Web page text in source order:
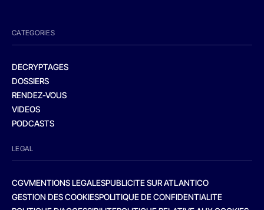
CATEGORIES
DECRYPTAGES
DOSSIERS
RENDEZ-VOUS
VIDEOS
PODCASTS
LEGAL
CGVMENTIONS LEGALESPUBLICITE SUR ATLANTICO
GESTION DES COOKIESPOLITIQUE DE CONFIDENTIALITE